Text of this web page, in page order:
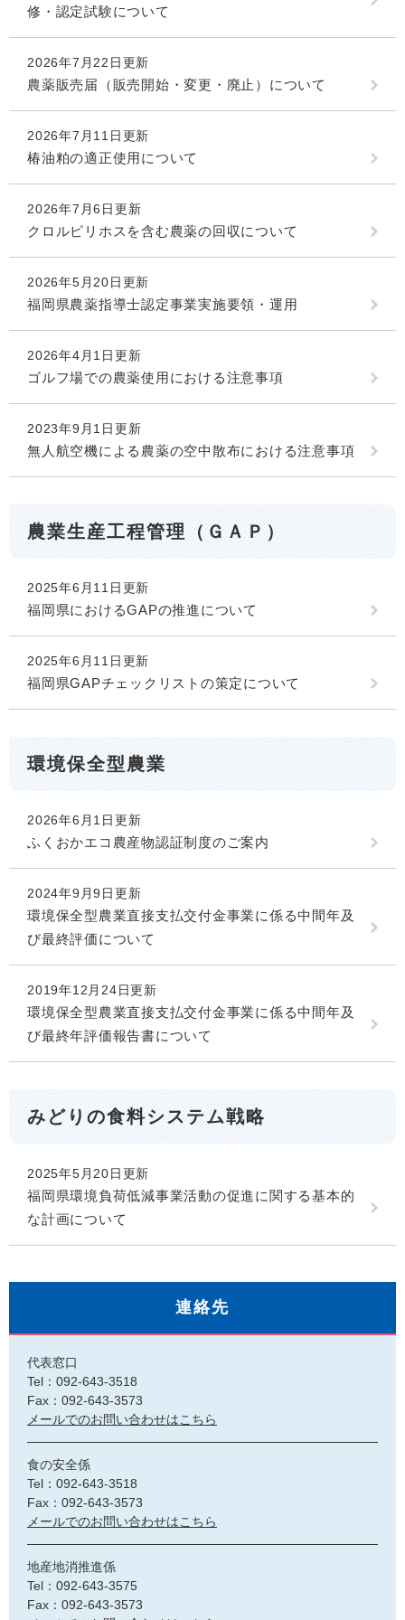
修・認定試験について
2026年7月22日更新
農薬販売届（販売開始・変更・廃止）について
2026年7月11日更新
椿油粕の適正使用について
2026年7月6日更新
クロルピリホスを含む農薬の回収について
2026年5月20日更新
福岡県農薬指導士認定事業実施要領・運用
2026年4月1日更新
ゴルフ場での農薬使用における注意事項
2023年9月1日更新
無人航空機による農薬の空中散布における注意事項
農業生産工程管理（ＧＡＰ）
2025年6月11日更新
福岡県におけるGAPの推進について
2025年6月11日更新
福岡県GAPチェックリストの策定について
環境保全型農業
2026年6月1日更新
ふくおかエコ農産物認証制度のご案内
2024年9月9日更新
環境保全型農業直接支払交付金事業に係る中間年及
び最終評価について
2019年12月24日更新
環境保全型農業直接支払交付金事業に係る中間年及
び最終年評価報告書について
みどりの食料システム戦略
2025年5月20日更新
福岡県環境負荷低減事業活動の促進に関する基本的
な計画について
連絡先
代表窓口
Tel：092-643-3518
Fax：092-643-3573
メールでのお問い合わせはこちら
食の安全係
Tel：092-643-3518
Fax：092-643-3573
メールでのお問い合わせはこちら
地産地消推進係
Tel：092-643-3575
Fax：092-643-3573